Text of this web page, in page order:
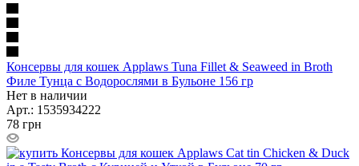
Консервы для кошек Applaws Tuna Fillet & Seaweed in Broth
Филе Тунца с Водорослями в Бульоне 156 гр
Нет в наличии
Арт.: 1535934222
78 грн